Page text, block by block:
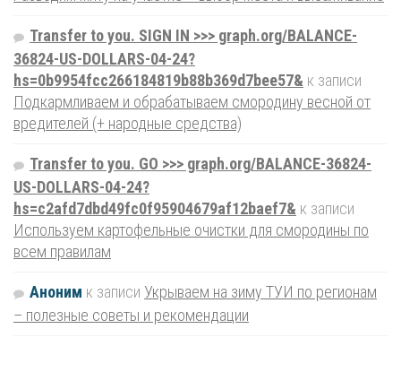
Transfer to you. SIGN IN >>> graph.org/BALANCE-
36824-US-DOLLARS-04-24?
hs=0b9954fcc266184819b88b369d7bee57& к записи
Подкармливаем и обрабатываем смородину весной от
вредителей (+ народные средства)
Transfer to you. GO >>> graph.org/BALANCE-36824-
US-DOLLARS-04-24?
hs=c2afd7dbd49fc0f95904679af12baef7& к записи
Используем картофельные очистки для смородины по
всем правилам
Аноним к записи Укрываем на зиму ТУИ по регионам
– полезные советы и рекомендации